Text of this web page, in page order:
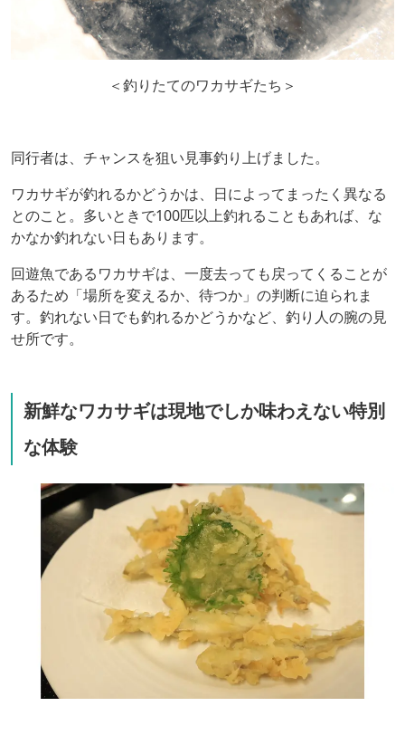
＜釣りたてのワカサギたち＞
同行者は、チャンスを狙い見事釣り上げました。
ワカサギが釣れるかどうかは、日によってまったく異なる
とのこと。多いときで100匹以上釣れることもあれば、な
かなか釣れない日もあります。
回遊魚であるワカサギは、一度去っても戻ってくることが
あるため「場所を変えるか、待つか」の判断に迫られま
す。釣れない日でも釣れるかどうかなど、釣り人の腕の見
せ所です。
新鮮なワカサギは現地でしか味わえない特別
な体験